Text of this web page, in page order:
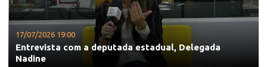
17/07/2026 19:00
Entrevista com a deputada estadual, Delegada
Nadine